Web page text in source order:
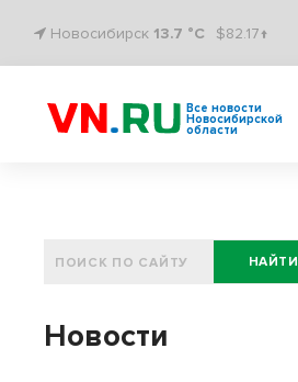
Новосибирск 13.7 °C $82.17↑
Все новости
Новосибирской
области
НАЙТИ
Новости